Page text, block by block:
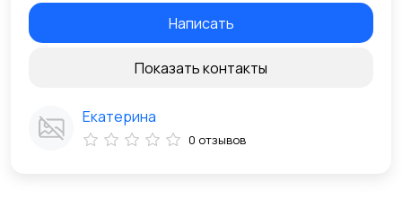
Написать
Показать контакты
Екатерина
0 отзывов